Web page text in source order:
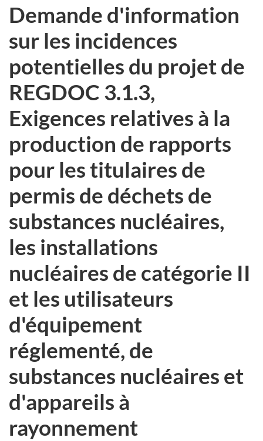
Demande d'information
sur les incidences
potentielles du projet de
REGDOC 3.1.3,
Exigences relatives à la
production de rapports
pour les titulaires de
permis de déchets de
substances nucléaires,
les installations
nucléaires de catégorie II
et les utilisateurs
d'équipement
réglementé, de
substances nucléaires et
d'appareils à
rayonnement